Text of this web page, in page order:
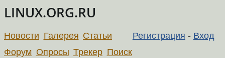
LINUX.ORG.RU
Регистрация - Вход
Новости Галерея Статьи
Форум Опросы Трекер Поиск